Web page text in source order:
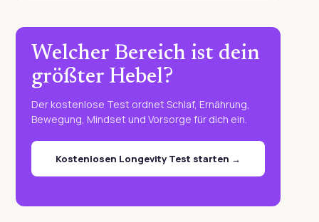
Welcher Bereich ist dein
größter Hebel?
Der kostenlose Test ordnet Schlaf, Ernährung,
Bewegung, Mindset und Vorsorge für dich ein.
Kostenlosen Longevity Test starten →